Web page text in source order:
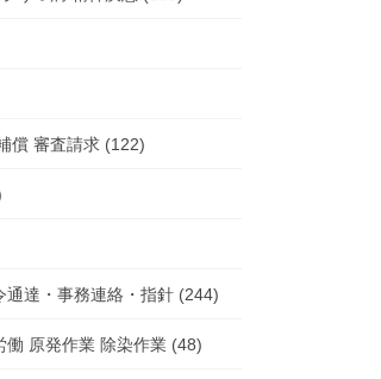
償 審査請求 (122)
通達・事務連絡・指針 (244)
働 原発作業 除染作業 (48)